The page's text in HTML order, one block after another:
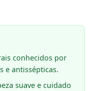
conhecidos por
e antissépticas.
suave e cuidado